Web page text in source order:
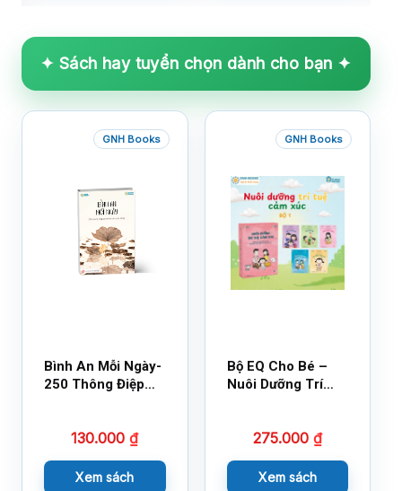
✦ Sách hay tuyển chọn dành cho bạn ✦
GNH Books
Bình An Mỗi Ngày-
250 Thông Điệp
130.000₫
Xem sách
GNH Books
Bộ EQ Cho Bé –
Nuôi Dưỡng Trí
275.000 ₫
Xem sách